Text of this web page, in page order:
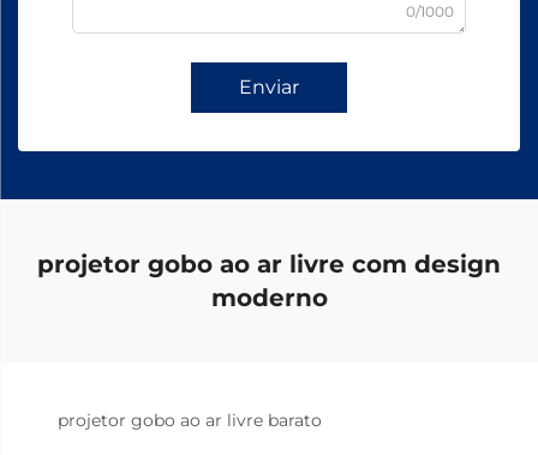
0/1000
Enviar
projetor gobo ao ar livre com design
moderno
projetor gobo ao ar livre barato